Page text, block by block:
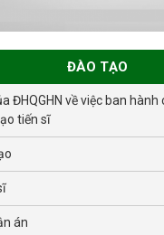
ĐÀO TẠO
ĐHQGHN về việc ban
tiến sĩ
án